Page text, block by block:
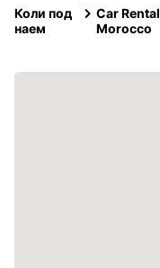
Коли под
наем
Car Rental
Morocco